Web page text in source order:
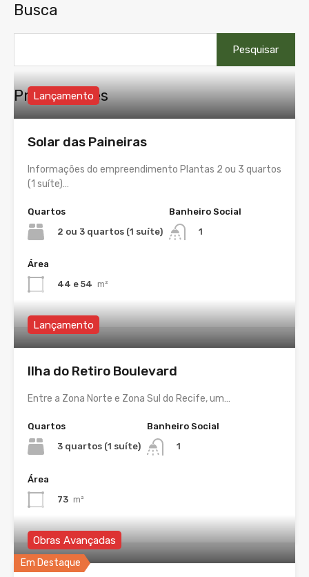
Busca
por:
Propriedades
Lançamento
Solar das Paineiras
Informações do empreendimento Plantas 2 ou 3 quartos
(1 suíte)…
Quartos
2 ou 3 quartos (1 suíte)
Banheiro Social
1
Área
44 e 54 m²
Lançamento
Ilha do Retiro Boulevard
Entre a Zona Norte e Zona Sul do Recife, um…
Quartos
3 quartos (1 suíte)
Banheiro Social
1
Área
73 m²
Em Destaque
Obras Avançadas